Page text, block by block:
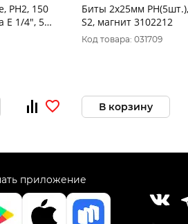
PH2, 150
E 1/4", 5
2-150-5
Биты 2х25мм
S2, магнит 3102212
Код товара: 031709
В корзину
приложение